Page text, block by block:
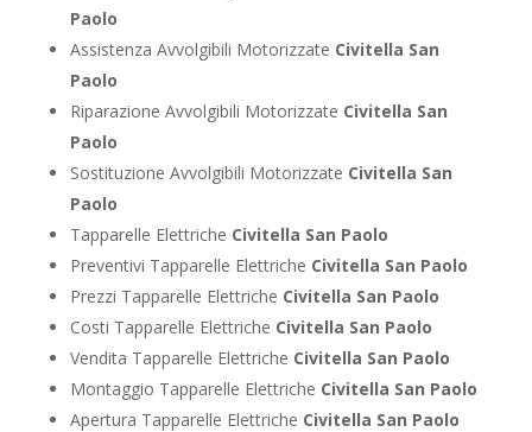
Paolo
Assistenza Avvolgibili Motorizzate Civitella San
Paolo
Riparazione Avvolgibili Motorizzate Civitella San
Paolo
Sostituzione Avvolgibili Motorizzate Civitella San
Paolo
Tapparelle Elettriche Civitella San Paolo
Preventivi Tapparelle Elettriche Civitella San Paolo
Prezzi Tapparelle Elettriche Civitella San Paolo
Costi Tapparelle Elettriche Civitella San Paolo
Vendita Tapparelle Elettriche Civitella San Paolo
Montaggio Tapparelle Elettriche Civitella San Paolo
Apertura Tapparelle Elettriche Civitella San Paolo